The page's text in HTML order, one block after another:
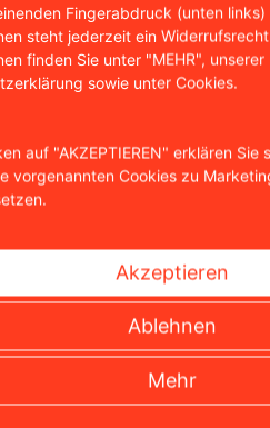
Ferrero mit der Klage u.a.
Verpackungsdesign
Ein solches Produkt hatte
Benutzung ihrer
vertritt die Auffassung, die
die Voraussetzungen
nicht in Behinderungsabsicht
Fingerabdruck (unten links)
steht jederzeit ein
finden Sie unter "MEHR", unserer
sowie unter Cookies.
auf "AKZEPTIEREN" erklären Sie
vorgenannten Cookies zu
Akzeptieren
Ablehnen
Mehr